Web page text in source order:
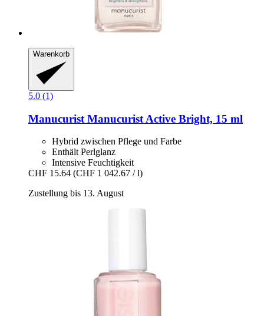
Warenkorb
5.0 (1)
Manucurist Manucurist Active Bright, 15 ml
Hybrid zwischen Pflege und Farbe
Enthält Perlglanz
Intensive Feuchtigkeit
CHF 15.64 (CHF 1 042.67 / l)
Zustellung bis 13. August